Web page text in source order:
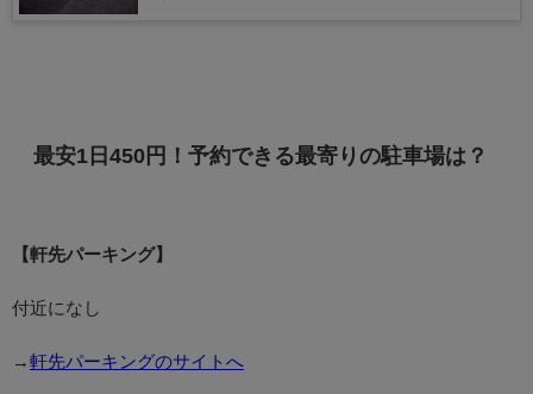
最安1日450円！予約できる最寄りの駐車場は？
【軒先パーキング】
付近になし
→ 軒先パーキングのサイトへ